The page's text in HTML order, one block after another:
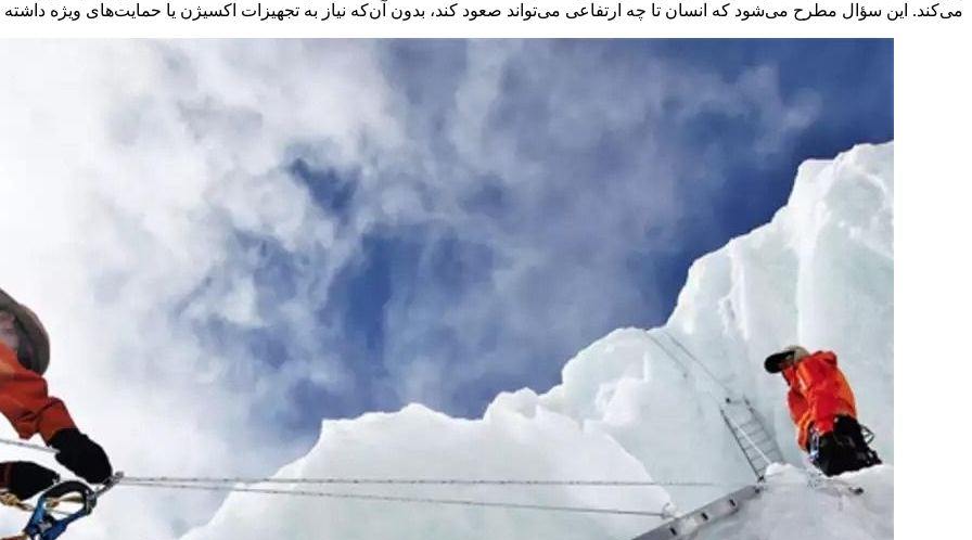
می‌کند. این سؤال مطرح می‌شود که انسان تا چه ارتفاعی می‌تواند صعود کند، بدون آن‌که نیاز به تجهیزات اکسیژن یا حمایت‌های ویژه داشته